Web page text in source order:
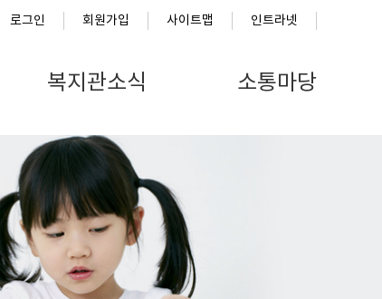
로그인 회원가입 사이트맵 인트라넷
복지관소식 소통마당